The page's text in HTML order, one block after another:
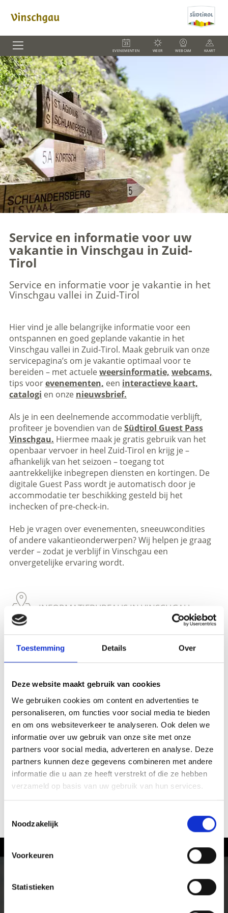
Toestemming Details Over
Deze website maakt gebruik van cookies
We gebruiken cookies om content en advertenties te
personaliseren, om functies voor social media te bieden
en om ons websiteverkeer te analyseren. Ook delen we
informatie over uw gebruik van onze site met onze
partners voor social media, adverteren en analyse. Deze
partners kunnen deze gegevens combineren met andere
informatie die u aan ze heeft verstrekt of die ze hebben
verzameld op basis van uw gebruik van hun services.
Noodzakelijk
Voorkeuren
Statistieken
EVENEMENTEN WEER WEBCAM KAART
Service en informatie voor uw
vakantie in Vinschgau in Zuid-
Tirol
Service en informatie voor je vakantie in het
Vinschgau vallei in Zuid-Tirol
Hier vind je alle belangrijke informatie voor een
ontspannen en goed geplande vakantie in het
Vinschgau vallei in Zuid-Tirol. Maak gebruik van onze
servicepagina’s om je vakantie optimaal voor te
bereiden – met actueleweersinformatie, webcams,
tips voorevenementen, een interactieve kaart,
catalogi en onze nieuwsbrief.
Als je in een deelnemende accommodatie verblijft,
profiteer je bovendien van deSüdtirol Guest Pass
Vinschgau. Hiermee maak je gratis gebruik van het
openbaar vervoer in heel Zuid-Tirol en krijg je –
afhankelijk van het seizoen – toegang tot
aantrekkelijke inbegrepen diensten en kortingen. De
digitale Guest Pass wordt je automatisch door je
accommodatie ter beschikking gesteld bij het
inchecken of pre-check-in.
Heb je vragen over evenementen, sneeuwcondities
of andere vakantieonderwerpen? Wij helpen je graag
verder – zodat je verblijf in Vinschgau een
onvergetelijke ervaring wordt.
INFORMATIEBUREAUS IN VINSCHGAU
TONEN OP KAART (DUITS)
Meer interessante links
Fietsen in het Vinschgau
Op de racefiets of de mountainbike, over almen en
panoramaroutes, in het hooggebergte en over single
trails terug naar het dal. Natuur en cultuur kun je in